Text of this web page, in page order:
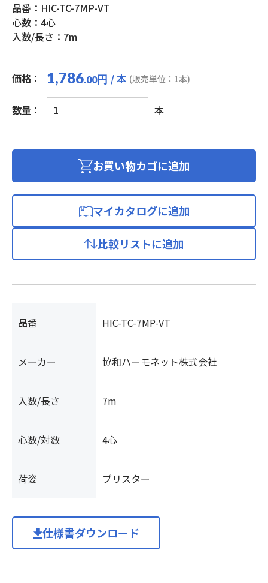
品番：HIC-TC-7MP-VT
心数：4心
入数/長さ：7m
価格： 1,786.00円 / 本 (販売単位：1本)
数量：
ス
リ
テ
ー
バ
レ
ッ
本
お買い物カゴに追加
マイカタログに追加
比較リストに追加
品番 HIC-TC-7MP-VT
メーカー 協和ハーモネット株式会社
入数/長さ 7m
心数/対数 4心
荷姿 ブリスター
仕様書ダウンロード